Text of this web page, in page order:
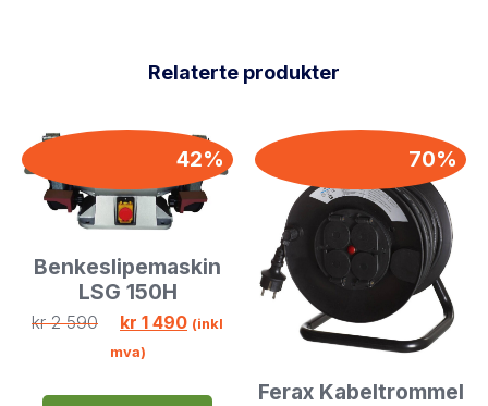
Relaterte produkter
42%
Benkeslipemaskin
LSG 150H
kr2 590 kr 1 490 (inkl
mva)
70%
Ferax Kabeltrommel